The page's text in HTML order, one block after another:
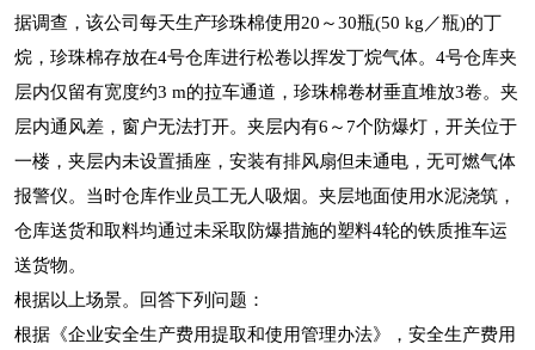
据调查，该公司每天生产珍珠棉使用20～30瓶(50 kg／瓶)的丁
烷，珍珠棉存放在4号仓库进行松卷以挥发丁烷气体。4号仓库夹
层内仅留有宽度约3 m的拉车通道，珍珠棉卷材垂直堆放3卷。夹
层内通风差，窗户无法打开。夹层内有6～7个防爆灯，开关位于
一楼，夹层内未设置插座，安装有排风扇但未通电，无可燃气体
报警仪。当时仓库作业员工无人吸烟。夹层地面使用水泥浇筑，
仓库送货和取料均通过未采取防爆措施的塑料4轮的铁质推车运
送货物。
根据以上场景。回答下列问题：
根据《企业安全生产费用提取和使用管理办法》，安全生产费用